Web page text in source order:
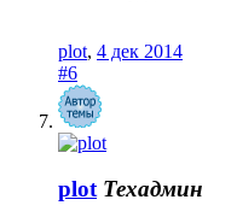
plot, 4 дек 2014
#6
plot Техадмин